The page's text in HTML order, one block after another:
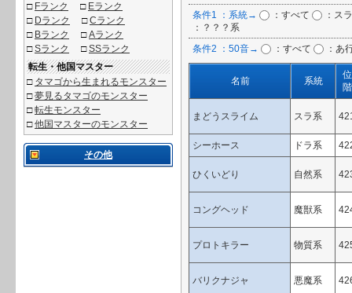
□ Fランク □ Eランク
□ Dランク □Cランク
□ Bランク □Aランク
□Sランク □SSランク
転生・他国マスター
□ タマゴから生まれるモンスター
□夢見るタマゴのモンスター
□転生モンスター
□他国マスターのモンスター
その他
条件1 ：系統→
：すべて
：ス
：？？？系
条件2 ：50音→
：すべて ：あ
名前 系統
位
階
まどうスライム スラ系
シーホース ドラ系
ひくいどり 自然系
コングヘッド 魔獣系
プロトキラー 物質系
バリクナジャ 悪魔系